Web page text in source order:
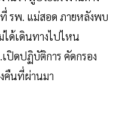
รพ. แม่สอด ภายหลังพบ
ได้เดินทางไปไหน
ปิดปฏิบัติการ คัดกรอง
คืนที่ผ่านมา